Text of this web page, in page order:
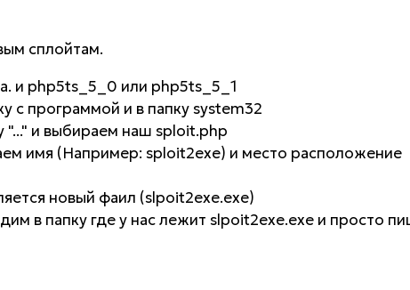
сплойтам.
и php5ts_5_0 или php5ts_5_1
с программой и в папку system32
"..." и выбираем наш sploit.php
имя (Например: sploit2exe) и место расположение
новый фаил (slpoit2exe.exe)
в папку где у нас лежит slpoit2exe.exe и просто